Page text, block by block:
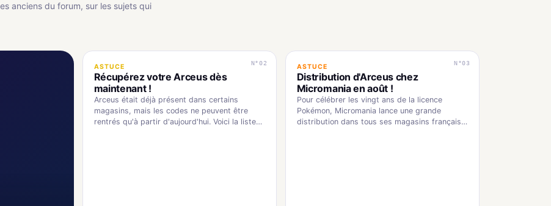
anciens du forum, sur les sujets qui
N°02
ASTUCE
Récupérez votre Arceus dès
maintenant !
Arceus était déjà présent dans certains
magasins, mais les codes ne peuvent être
rentrés qu'à partir d'aujourd'hui. Voici la liste
N°03
ASTUCE
Distribution d'Arceus chez
Micromania en août !
Pour célébrer les vingt ans de la licence
Pokémon, Micromania lance une grande
distribution dans tous ses magasins français !